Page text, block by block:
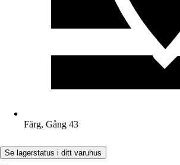
Färg, Gång 43
Se lagerstatus i ditt varuhus